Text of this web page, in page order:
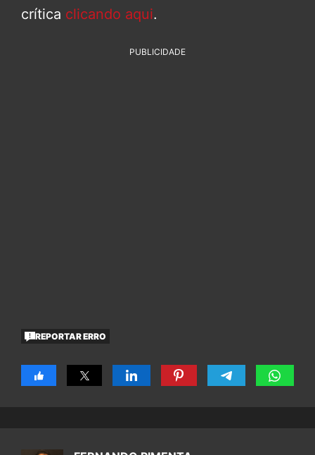
crítica clicando aqui.
PUBLICIDADE
REPORTAR ERRO